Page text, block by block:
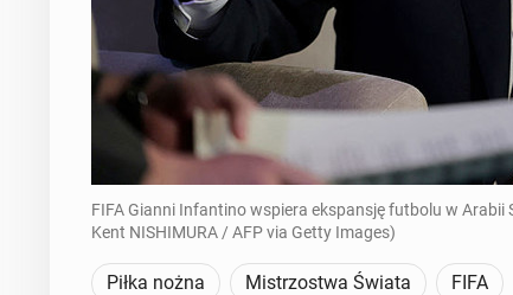
FIFA Gianni Infantino wspiera ekspansję futbolu w
Kent NISHIMURA / AFP via Getty Images)
Piłka nożna Mistrzostwa Świata FIFA